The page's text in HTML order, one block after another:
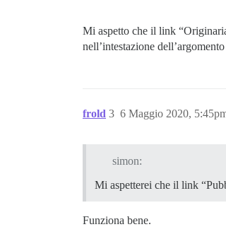
Mi aspetto che il link
nell’intestazione
frold 6 Maggio 2020,
3
simon:
Mi aspetterei che il link
Funziona bene.